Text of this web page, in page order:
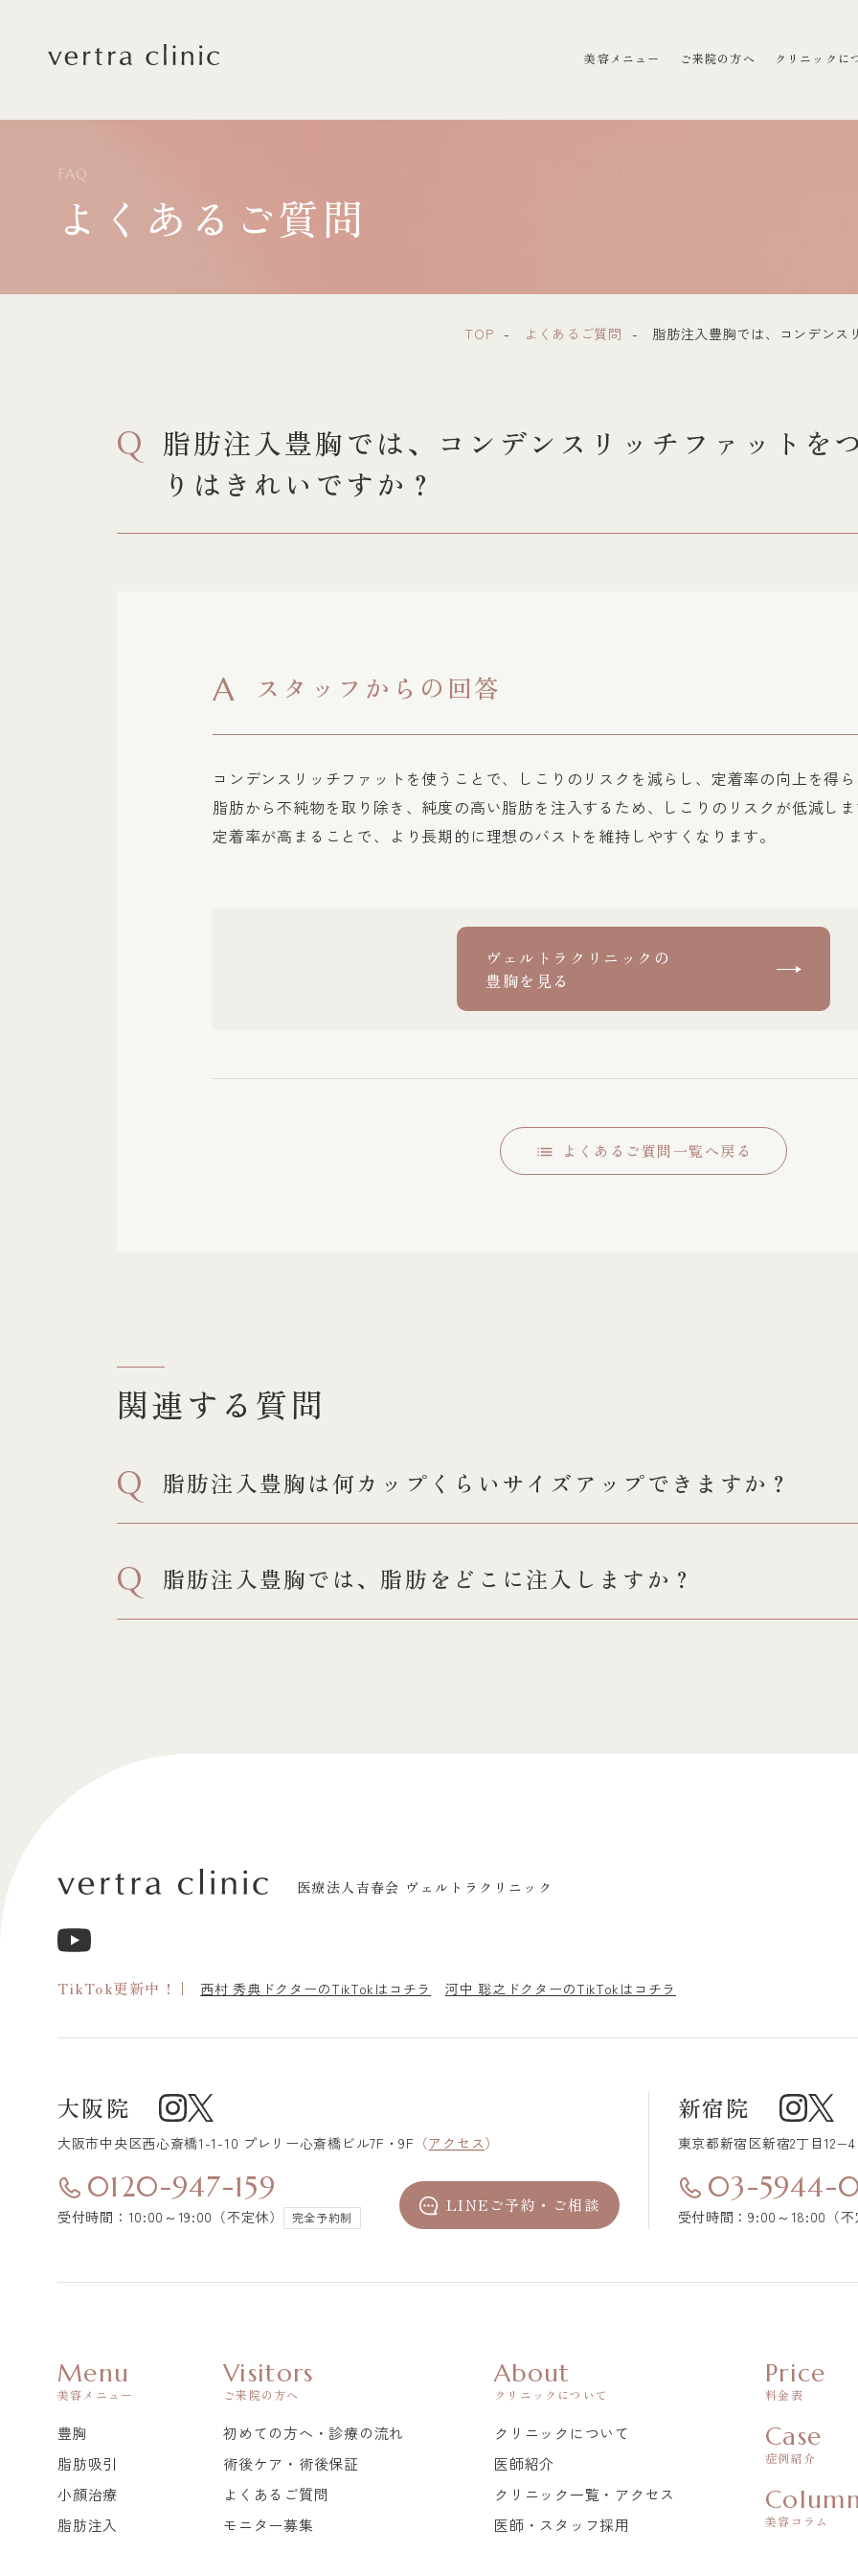
vertra clinic（ヴェルトラクリニック） 美容メニュー ご来院の方へ クリニックに
FAQ
よくあるご質問
TOP よくあるご質問 脂肪注入豊胸では、コンデンス
Q
脂肪注入豊胸では、コンデンスリッチファットを
りはきれいですか？
A スタッフからの回答
コンデンスリッチファットを使うことで、しこりのリスクを減らし、定着率の向上を得ら
脂肪から不純物を取り除き、純度の高い脂肪を注入するため、しこりのリスクが低減しま
定着率が高まることで、より長期的に理想のバストを維持しやすくなります。
ヴェルトラクリニックの
豊胸を見る
よくあるご質問一覧へ戻る
関連する質問
Q 脂肪注入豊胸は何カップくらいサイズアップできますか？
Q 脂肪注入豊胸では、脂肪をどこに注入しますか？
医療法人吉春会 ヴェルトラクリニック
TikTok更新中！ 西村 秀典ドクターのTikTokはコチラ 河中 聡之ドクターのTikTokはコチラ
大阪院
大阪市中央区西心斎橋1-1-10 プレリー心斎橋ビル7F・9F （アクセス）
0120-947-159
受付時間：10:00～19:00（不定休） 完全予約制
LINEご予約・ご相談
新宿院
東京都新宿区新宿2丁目
03-5944-
受付時間：9:00～18:00（不
Menu
美容メニュー
豊胸
脂肪吸引
小顔治療
脂肪注入
Visitors
ご来院の方へ
初めての方へ・診療の流れ
術後ケア・術後保証
よくあるご質問
モニター募集
About
クリニックについて
クリニックについて
医師紹介
クリニック一覧・アクセス
医師・スタッフ採用
Price
料金表
Case
症例紹介
美容コラム